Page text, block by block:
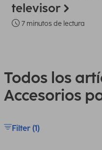
televisor
7 minutos de lectura
Todos los
Accesorios
Filter (1)